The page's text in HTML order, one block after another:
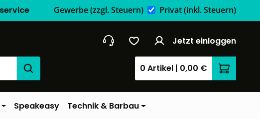
Gewerbe(zzgl. Steuern) Privat(inkl. Steuern)
Jetzt einloggen
0 Artikel | 0,00 €
Speakeasy Technik & Barbau